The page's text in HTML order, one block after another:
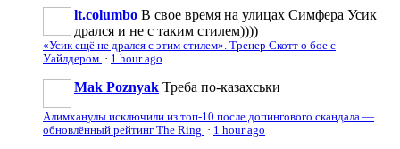
lt.columbo В свое время на улицах Симфера Усик
дрался и не с таким стилем))))
«Усик ещё не дрался с этим стилем». Тренер Скотт о бое с
Уайлдером · 1 hour ago
Mak Poznyak Треба по-казахськи
Алимханулы исключили из топ-10 после допингового скандала —
обновлённый рейтинг The Ring · 1 hour ago